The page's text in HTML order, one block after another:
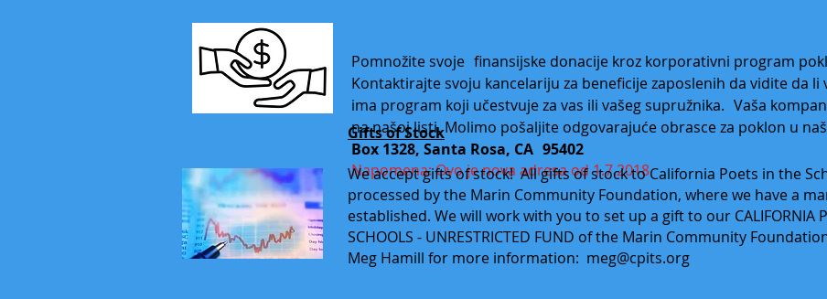
Pomnožite svoje finansijske donacije kroz korporativni program
Kontaktirajte svoju kancelariju za beneficije zaposlenih da vidite da li
ima program koji učestvuje za vas ili vašeg supružnika. Vaša
na našoj listi. Molimo pošaljite odgovarajuće obrasce za poklon u
Box 1328, Santa Rosa, CA 95402
Napomena: Ovo je nova adresa od 1.7.2018
Gifts of Stock
We accept gifts of stock! All gifts of stock to California Poets in the
processed by the Marin Community Foundation, where we have a
established. We will work with you to set up a gift to our CALIFORNIA
SCHOOLS - UNRESTRICTED FUND of the Marin Community
Meg Hamill for more information: meg@cpits.org